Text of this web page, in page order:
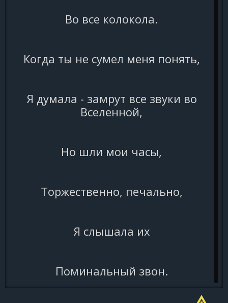
Во все колокола.
Когда ты не сумел меня понять,
Я думала - замрут все звуки во
Вселенной,
Но шли мои часы,
Торжественно, печально,
Я слышала их
Поминальный звон.